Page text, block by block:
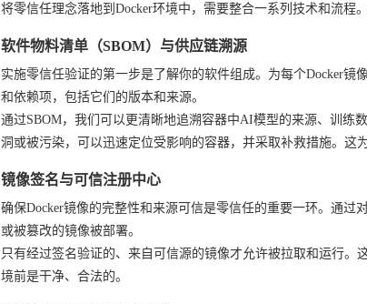
将零信任理念落地到Docker环境中，需要整合一系列技术和流程
软件物料清单（SBOM）与供应链溯源
实施零信任验证的第一步是了解你的软件组成。为每个Docker
和依赖项，包括它们的版本和来源。
通过SBOM，我们可以更清晰地追溯容器中AI模型的来源、训练
洞或被污染，可以迅速定位受影响的容器，并采取补救措施。这
镜像签名与可信注册中心
确保Docker镜像的完整性和来源可信是零信任的重要一环。通
或被篡改的镜像被部署。
只有经过签名验证的、来自可信源的镜像才允许被拉取和运行
境前是干净、合法的。